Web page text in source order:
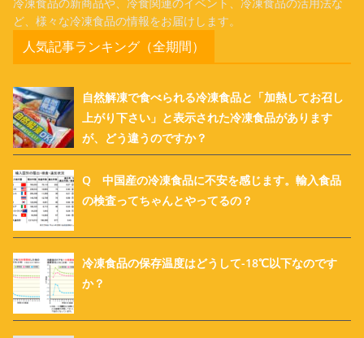
ど、様々な冷凍食品の情報をお届けします。
人気記事ランキング（全期間）
自然解凍で食べられる冷凍食品と「加熱してお召し
上がり下さい」と表示された冷凍食品があります
が、どう違うのですか？
Q 中国産の冷凍食品に不安を感じます。輸入食品
の検査ってちゃんとやってるの？
冷凍食品の保存温度はどうして-18℃以下なのです
か？